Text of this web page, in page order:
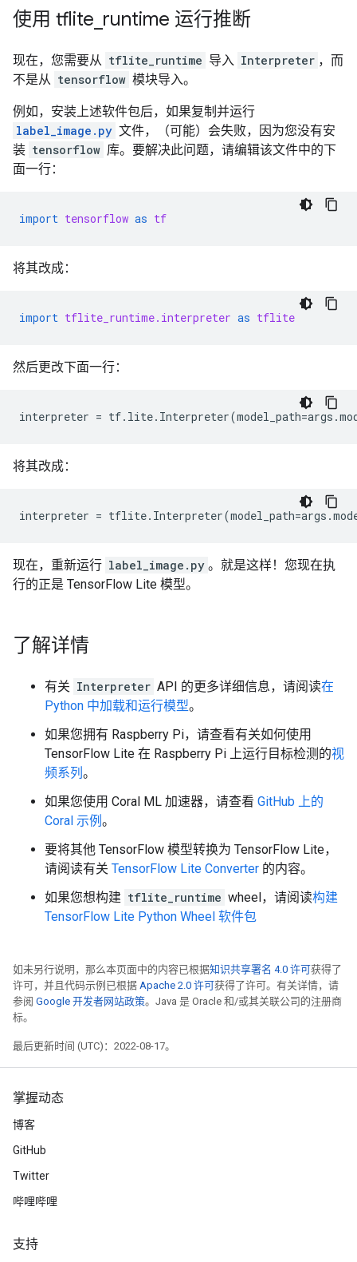
使用 tflite runtime 运行推断
现在，您需要从 tflite_runtime 导入 Interpreter ，而
不是从 tensorflow 模块导入。
例如，安装上述软件包后，如果复制并运行
label_image.py 文件，（可能）会失败，因为您没有安
装 tensorflow 库。要解决此问题，请编辑该文件中的下
面一行：
import tensorflow as tf
将其改成：
import tflite_runtime.interpreter as tflite
然后更改下面一行：
interpreter = tf. lite. Interpreter(model_path=args .
将其改成：
interpreter = tflite. Interpreter(model_path=args .
现在，重新运行 label_image.py 。就是这样！您现在执
行的正是 TensorFlow Lite 模型。
了解详情
有关 Interpreter API 的更多详细信息，请阅读在
Python 中加载和运行模型。
如果您拥有 Raspberry Pi，请查看有关如何使用
TensorFlow Lite 在 Raspberry Pi 上运行目标检测的视
频系列 。
如果您使用 Coral ML 加速器，请查看 GitHub 上的
Coral 示例 。
要将其他 TensorFlow 模型转换为 TensorFlow Lite，
请阅读有关 TensorFlow Lite Converter 的内容。
如果您想构建 tflite_runtime wheel，请阅读构建
TensorFlow Lite Python Wheel 软件包
如未另行说明，那么本页面中的内容已根据知识共享署名 4.0 许可获得了
许可，并且代码示例已根据 Apache 2.0 许可获得了许可。有关详情，请
参阅 Google 开发者网站政策。Java 是 Oracle 和/或其关联公司的注册商
标。
最后更新时间 (UTC)：2022-08-17。
掌握动态
博客
GitHub
Twitter
哔哩哔哩
支持